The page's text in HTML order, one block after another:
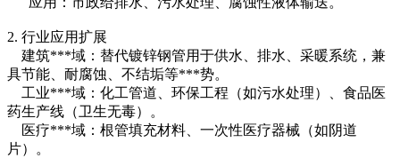
2. 行业应用扩展
建筑***域：替代镀锌钢管用于供水、排水、采暖系统，兼
具节能、耐腐蚀、不结垢等***势。
工业***域：化工管道、环保工程（如污水处理）、食品医
药生产线（卫生无毒）。
医疗***域：根管填充材料、一次性医疗器械（如阴道
片）。